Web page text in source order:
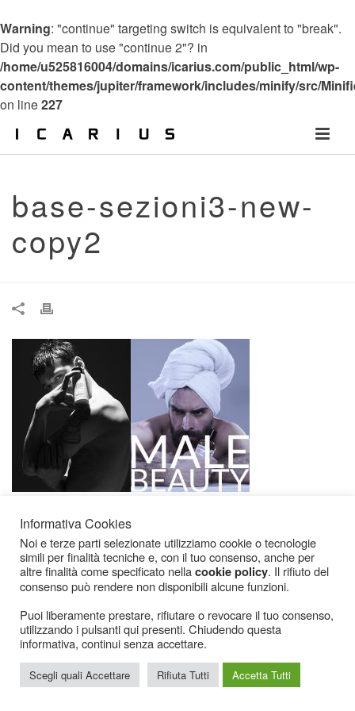
Warning: "continue" targeting switch is equivalent to "break".
Did you mean to use "continue 2"? in
/home/u525816004/domains/icarius.com/public_html/wp-
content/themes/jupiter/framework/includes/minify/src/
on line227
base-sezioni3-new-
copy2
Icarius.com Copyright © 2000 - 2022 |Privacy Policy|Cookies Policy|Consenso
Cookies
Informativa Cookies
Noi e terze parti selezionate utilizziamo cookie o tecnologie
simili per finalità tecniche e, con il tuo consenso, anche per
altre finalità come specificato nellacookie policy. Il rifiuto del
consenso può rendere non disponibili alcune funzioni.
Puoi liberamente prestare, rifiutare o revocare il tuo consenso,
utilizzando i pulsanti qui presenti. Chiudendo questa
informativa, continui senza accettare.
Scegli quali Accettare Rifiuta Tutti Accetta Tutti